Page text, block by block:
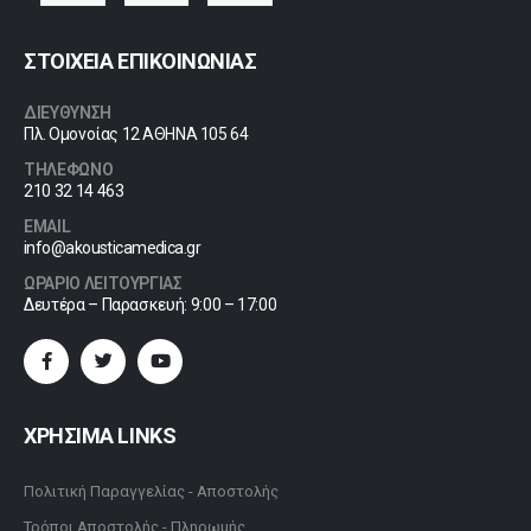
ΣΤΟΙΧΕΙΑ ΕΠΙΚΟΙΝΩΝΙΑΣ
ΔΙΕΥΘΥΝΣΗ
Πλ. Ομονοίας 12 ΑΘΗΝΑ 105 64
ΤΗΛΕΦΩΝΟ
210 32 14 463
EMAIL
info@akousticamedica.gr
ΩΡΑΡΙΟ ΛΕΙΤΟΥΡΓΙΑΣ
Δευτέρα – Παρασκευή: 9:00 – 17:00
ΧΡΗΣΙΜΑ LINKS
Πολιτική Παραγγελίας - Αποστολής
Τρόποι Αποστολής - Πληρωμής